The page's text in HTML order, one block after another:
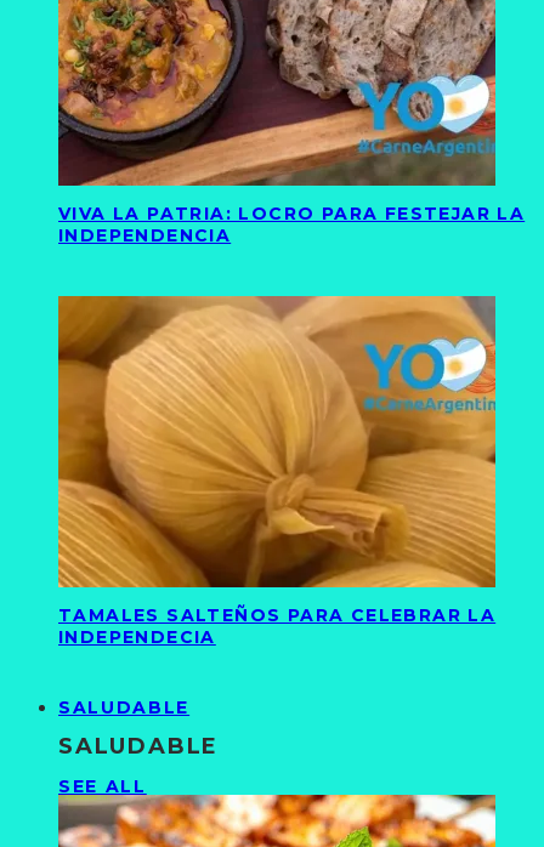
VIVA LA PATRIA: LOCRO PARA FESTEJAR LA
INDEPENDENCIA
TAMALES SALTEÑOS PARA CELEBRAR LA
INDEPENDECIA
SALUDABLE
SALUDABLE
SEE ALL